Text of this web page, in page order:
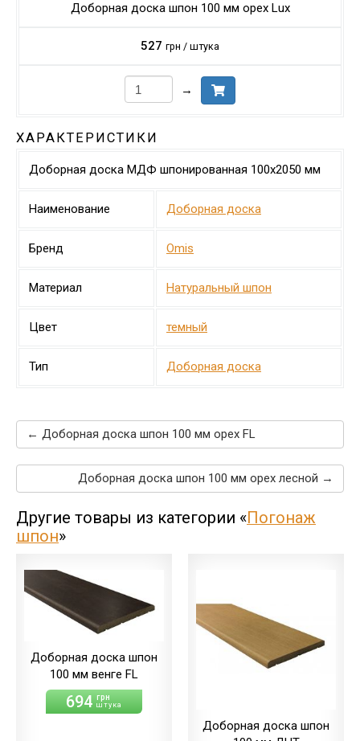
Доборная доска шпон 100 мм орех Lux
527 грн / штука
→
ХАРАКТЕРИСТИКИ
Доборная доска МДФ шпонированная 100х2050 мм
Наименование Доборная доска
Бренд Omis
Материал Натуральный шпон
Цвет темный
Тип Доборная доска
← Доборная доска шпон 100 мм орех FL
Доборная доска шпон 100 мм орех лесной →
Другие товары из категории «Погонаж
шпон»
Доборная доска шпон
100 мм венге FL
694 грн
штука
Доборная доска шпон